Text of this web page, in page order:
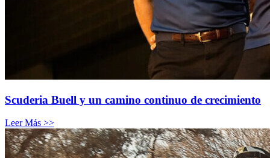
Scuderia Buell y un camino continuo de crecimiento
Leer Más >>